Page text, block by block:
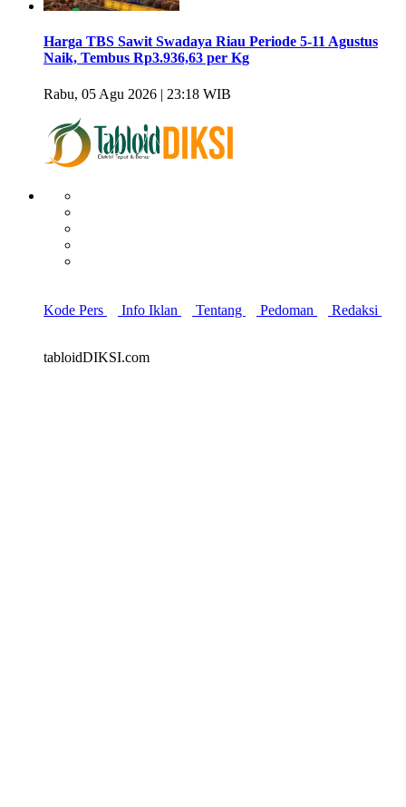
Harga TBS Sawit Swadaya Riau Periode 5-11 Agustus
Naik, Tembus Rp3.936,63 per Kg
Rabu, 05 Agu 2026 | 23:18 WIB
Kode Pers Info Iklan Tentang Pedoman Redaksi
tabloidDIKSI.com